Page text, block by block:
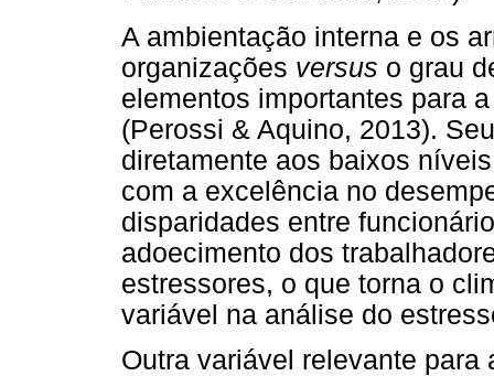
A ambientação interna e os
organizações versus o grau
elementos importantes para
(Perossi & Aquino, 2013).
diretamente aos baixos
com a excelência no
disparidades entre
adoecimento dos
estressores, o que torna o
variável na análise do
Outra variável relevante